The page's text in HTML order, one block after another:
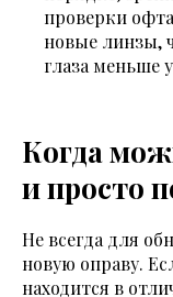
проверки
новые линзы,
глаза меньше
Когда
и просто
Не всегда для
новую оправу.
находится в